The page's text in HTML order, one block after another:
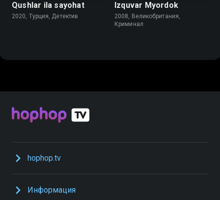
Qushlar ila sayohat
2020, Турция, Детектив
Izquvar Myordok
2008, Великобритания,
Криминал
hophop.tv
Информация